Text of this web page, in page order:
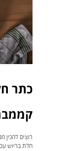
כתר
רוצים להכין
חלת בריוש